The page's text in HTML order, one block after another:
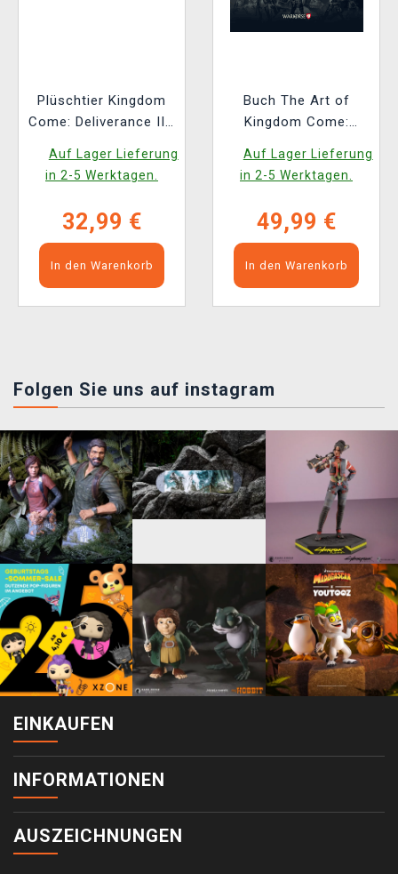
Plüschtier Kingdom
Come: Deliverance II -
Auf Lager Lieferung
in 2-5 Werktagen.
32,99 €
In den Warenkorb
Buch The Art of
Kingdom Come:
Auf Lager Lieferung
in 2-5 Werktagen.
49,99 €
In den Warenkorb
Folgen Sie uns auf instagram
EINKAUFEN
INFORMATIONEN
AUSZEICHNUNGEN